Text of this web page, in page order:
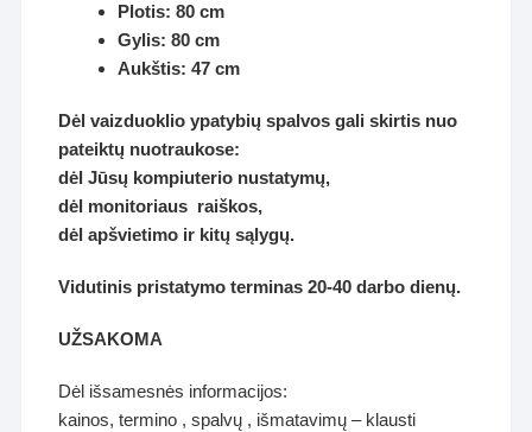
Plotis: 80 cm
Gylis: 80 cm
Aukštis: 47 cm
Dėl vaizduoklio ypatybių spalvos gali skirtis nuo
pateiktų nuotraukose:
dėl Jūsų kompiuterio nustatymų,
dėl monitoriaus raiškos,
dėl apšvietimo ir kitų sąlygų.
Vidutinis pristatymo terminas 20-40 darbo dienų.
UŽSAKOMA
Dėl išsamesnės informacijos:
kainos, termino , spalvų , išmatavimų – klausti